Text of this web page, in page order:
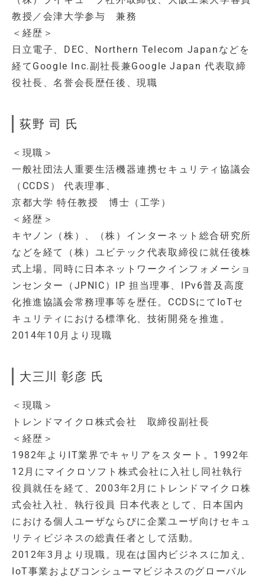
教授／会津大学参与 兼務
＜経歴＞
日立電子、DEC、Northern Telecom Japanなどを
経てGoogle Inc.副社長兼Google Japan 代表取締
役社長、名誉会長歴任後、現職
荻野 司 氏
＜現職＞
一般社団法人重要生活機器連携セキュリティ協議会
（CCDS） 代表理事、
京都大学 特任教授 博士（工学）
＜経歴＞
キヤノン（株）、（株）インターネット総合研究所
などを経て（株）ユビテック代表取締役に就任後株
式上場。同時に日本ネットワークインフォメーショ
ンセンター（JPNIC）IP 担当理事、IPv6普及高度
化推進協議会常務理事等を歴任。CCDSにてIoTセ
キュリティにおける標準化、技術開発を推進。
2014年10月より現職
大三川 彰彦 氏
＜現職＞
トレンドマイクロ株式会社 取締役副社長
＜経歴＞
1982年よりIT業界でキャリアをスタート。1992年
12月にマイクロソフト株式会社に入社し同社執行
役員就任を経て、2003年2月にトレンドマイクロ株
式会社入社、執行役員 日本代表として、日本国内
における個人ユーザならびに企業ユーザ向けセキュ
リティビジネスの総責任者として活動。
2012年3月より現職。現在は国内ビジネスに加え、
IoT事業およびコンシューマビジネスのグローバル